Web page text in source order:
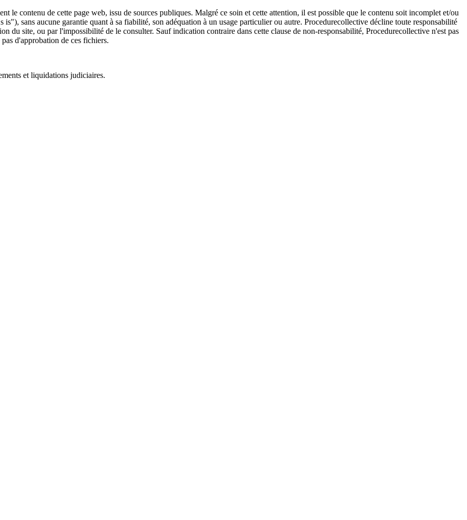
le contenu de cette page web, issu de sources publiques. Malgré ce soin et cette attention, il est possible que le contenu soit incomplet et/ou
sans aucune garantie quant à sa fiabilité, son adéquation à un usage particulier ou autre. Procedurecollective décline toute responsabilité
du site, ou par l'impossibilité de le consulter. Sauf indication contraire dans cette clause de non-responsabilité, Procedurecollective n'est pas
d'approbation de ces fichiers.
et liquidations judiciaires.